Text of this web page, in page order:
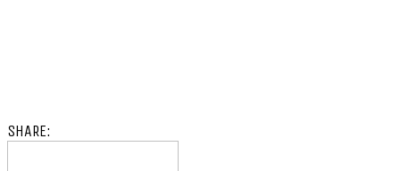
SHARE: